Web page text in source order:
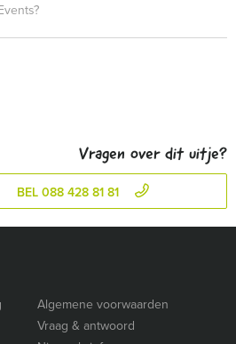
Vragen over dit uitje?
BEL 088 428 81 81
Algemene voorwaarden
Vraag & antwoord